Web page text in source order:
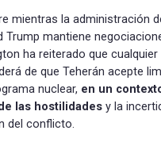
mientras la administración
Trump mantiene
ha reiterado que cualquier
de que Teherán acepte
nuclear, en un
las hostilidades y la
del conflicto.